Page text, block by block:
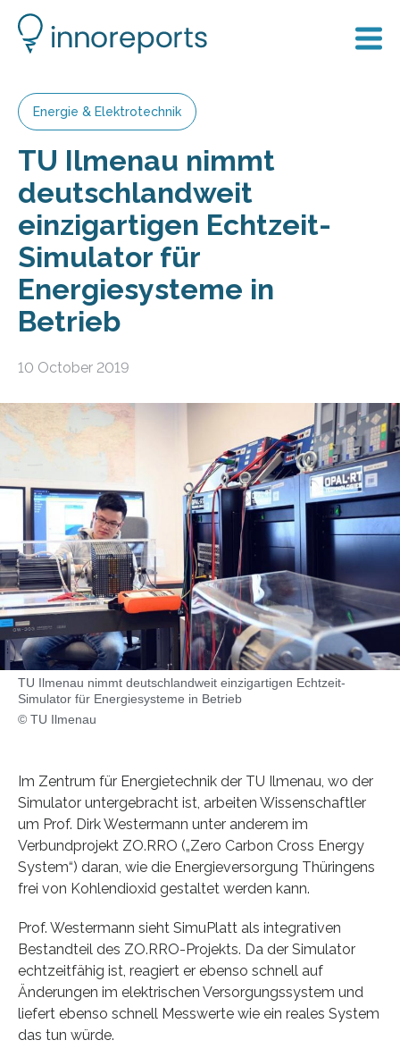
Energie & Elektrotechnik
TU Ilmenau nimmt
deutschlandweit
einzigartigen Echtzeit-
Simulator für
Energiesysteme in
Betrieb
10 October 2019
TU Ilmenau nimmt deutschlandweit einzigartigen Echtzeit-
Simulator für Energiesysteme in Betrieb
© TU Ilmenau
Im Zentrum für Energietechnik der TU Ilmenau, wo der
Simulator untergebracht ist, arbeiten Wissenschaftler
um Prof. Dirk Westermann unter anderem im
Verbundprojekt ZO.RRO („Zero Carbon Cross Energy
System“) daran, wie die Energieversorgung Thüringens
frei von Kohlendioxid gestaltet werden kann.
Prof. Westermann sieht SimuPlatt als integrativen
Bestandteil des ZO.RRO-Projekts. Da der Simulator
echtzeitfähig ist, reagiert er ebenso schnell auf
Änderungen im elektrischen Versorgungssystem und
liefert ebenso schnell Messwerte wie ein reales System
das tun würde.